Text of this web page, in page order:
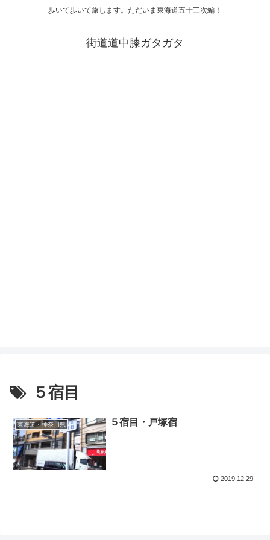
歩いて歩いて旅します。ただいま東海道五十三次編！
街道道中膝ガタガタ
５宿目
東海道・神奈川県 ５宿目・戸塚宿
2019.12.29